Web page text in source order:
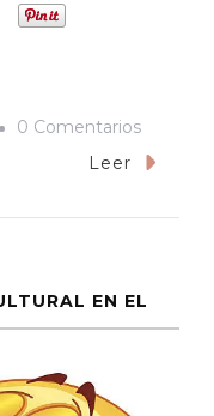
0 ComentariosEn
Sonora,
Alfonso
Leer
EN EL